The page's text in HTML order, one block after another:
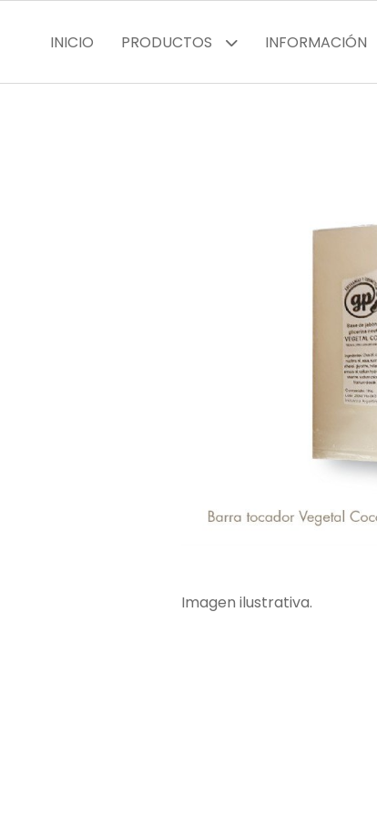
INICIO PRODUCTOS INFORMACIÓN
Imagen ilustrativa.